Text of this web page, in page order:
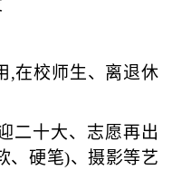
,在校师生、离退休
二十大、志愿再出
、硬笔)、摄影等艺